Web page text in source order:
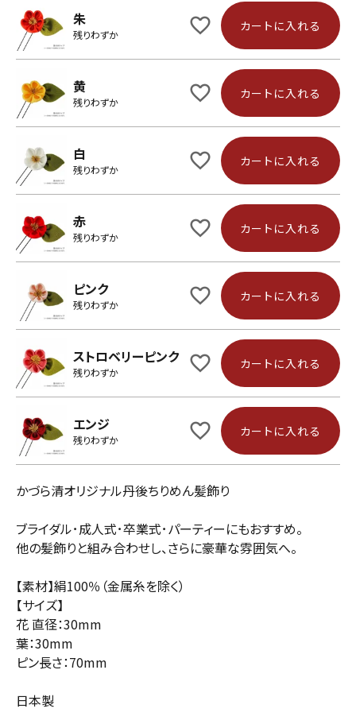
朱
残りわずか
カートに入れる
黄
残りわずか
カートに入れる
白
残りわずか
カートに入れる
赤
残りわずか
カートに入れる
ピンク
残りわずか
カートに入れる
ストロベリーピンク
残りわずか
カートに入れる
エンジ
残りわずか
カートに入れる
かづら清オリジナル丹後ちりめん髪飾り
ブライダル･成人式･卒業式･パーティーにもおすすめ。
他の髪飾りと組み合わせし、さらに豪華な雰囲気へ。
【素材】絹100％（金属糸を除く）
【サイズ】
花 直径：30mm
葉：30mm
ピン長さ：70mm
日本製